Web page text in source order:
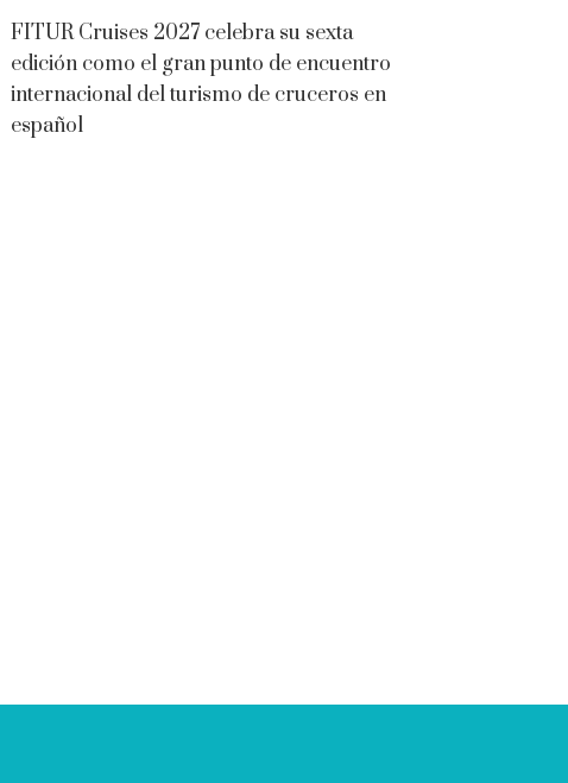
FITUR Cruises 2027 celebra su sexta
edición como el gran punto de encuentro
internacional del turismo de cruceros en
español